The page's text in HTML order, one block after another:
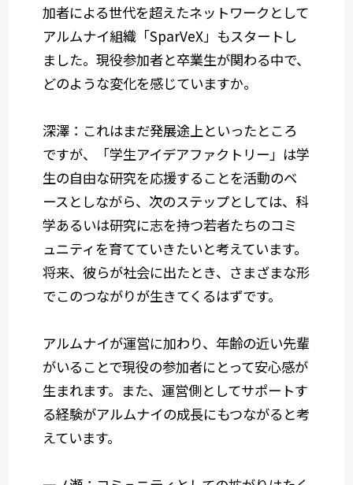
加者による世代を超えたネットワークとして
アルムナイ組織「SparVeX」もスタートし
ました。現役参加者と卒業生が関わる中で、
どのような変化を感じていますか。
深澤：これはまだ発展途上といったところ
ですが、「学生アイデアファクトリー」は学
生の自由な研究を応援することを活動のベ
ースとしながら、次のステップとしては、科
学あるいは研究に志を持つ若者たちのコミ
ュニティを育てていきたいと考えています。
将来、彼らが社会に出たとき、さまざまな形
でこのつながりが生きてくるはずです。
アルムナイが運営に加わり、年齢の近い先輩
がいることで現役の参加者にとって安心感が
生まれます。また、運営側としてサポートす
る経験がアルムナイの成長にもつながると考
えています。